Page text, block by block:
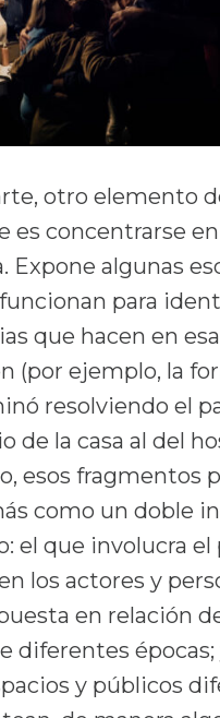
otro elemento
es concentrarse
Expone algunas
para
que hacen en esa
(por ejemplo, la
resolviendo el
de la casa al del
esos fragmentos
como un doble
el que involucra el
los actores y
en relación
diferentes épocas;
y públicos